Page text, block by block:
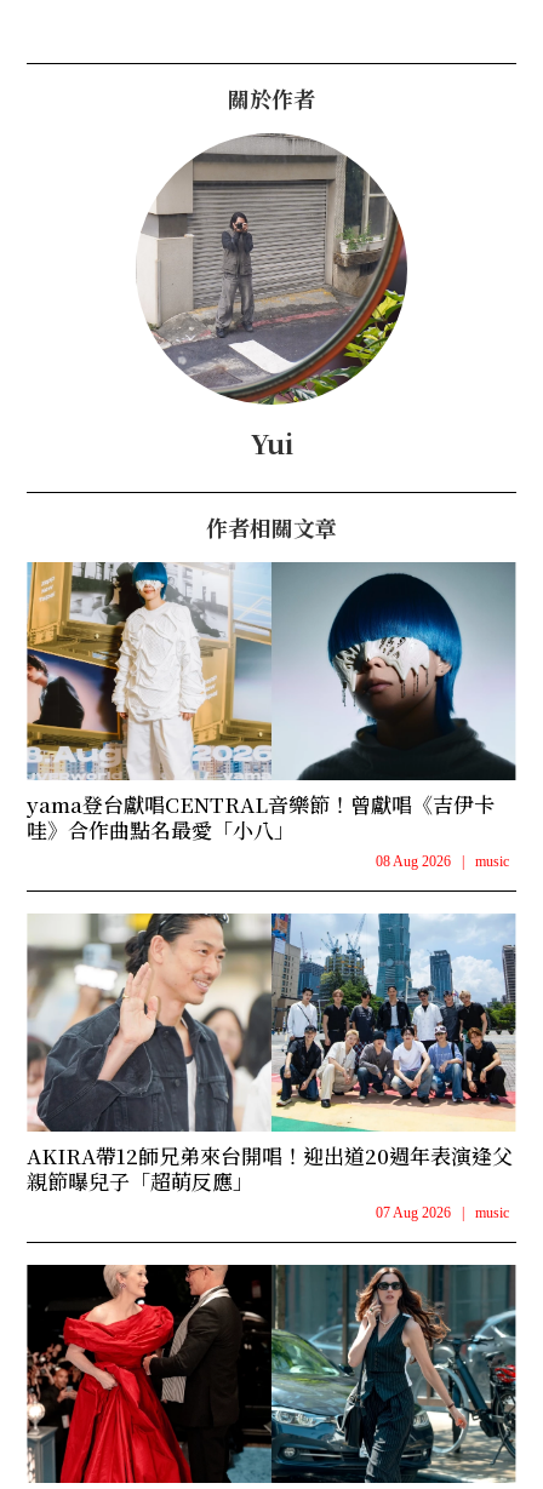
關於作者
Yui
作者相關文章
yama登台獻唱CENTRAL音樂節！曾獻唱《吉伊卡
哇》合作曲點名最愛「小八」
08 Aug 2026 | music
AKIRA帶12師兄弟來台開唱！迎出道20週年表演逢父
親節曝兒子「超萌反應」
07 Aug 2026 | music